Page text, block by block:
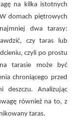
na kilka istotnych
domach piętrowych
dwa tarasy:
czy taras lub
czyli po prostu
tarasie może być
chroniącego przed
deszczu. Analizując
również na to, z
taras.